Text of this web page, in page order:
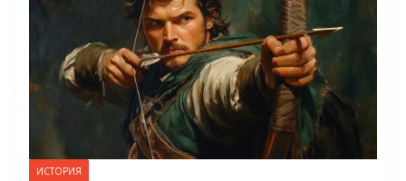
ИСТОРИЯ